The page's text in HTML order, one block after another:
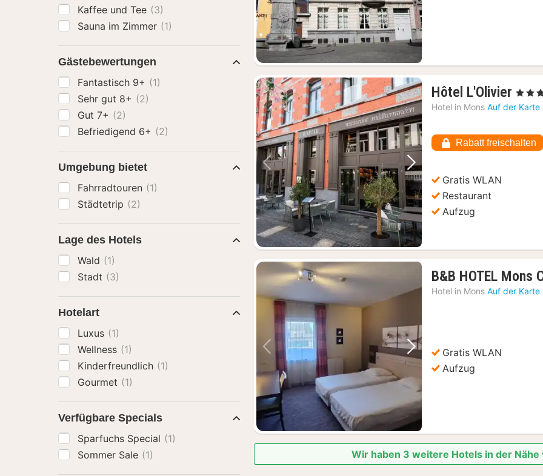
Vorheriges Bild Nächstes Bild
Hôtel L'Olivier 1
99,62
€
, 3
Hotel in Mons Auf der Karte
Rabatt freischalten
Gratis WLAN
Restaurant
Aufzug
Vorheriges Bild Nächstes Bild
B&B HOTEL Mons
Hotel in Mons Auf der Karte
Gratis WLAN
Aufzug
Wir haben 3 weitere Hotels in der
Kaffee und Tee (3)
Sauna im Zimmer (1)
Gästebewertungen
Fantastisch 9+ (1)
Sehr gut 8+ (2)
Gut 7+ (2)
Befriedigend 6+ (2)
Umgebung bietet
Fahrradtouren (1)
Städtetrip (2)
Lage des Hotels
Wald (1)
Stadt (3)
Hotelart
Luxus (1)
Wellness (1)
Kinderfreundlich (1)
Gourmet (1)
Verfügbare Specials
Sparfuchs Special (1)
Sommer Sale (1)